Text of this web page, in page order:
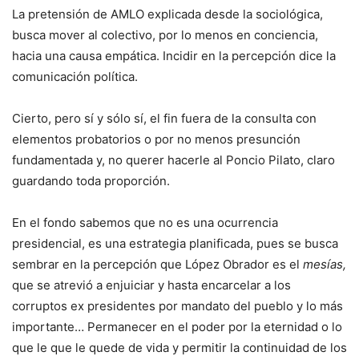
La pretensión de AMLO explicada desde la sociológica,
busca mover al colectivo, por lo menos en conciencia,
hacia una causa empática. Incidir en la percepción dice la
comunicación política.
Cierto, pero sí y sólo sí, el fin fuera de la consulta con
elementos probatorios o por no menos presunción
fundamentada y, no querer hacerle al Poncio Pilato, claro
guardando toda proporción.
En el fondo sabemos que no es una ocurrencia
presidencial, es una estrategia planificada, pues se busca
sembrar en la percepción que López Obrador es el mesías,
que se atrevió a enjuiciar y hasta encarcelar a los
corruptos ex presidentes por mandato del pueblo y lo más
importante… Permanecer en el poder por la eternidad o lo
que le que le quede de vida y permitir la continuidad de los